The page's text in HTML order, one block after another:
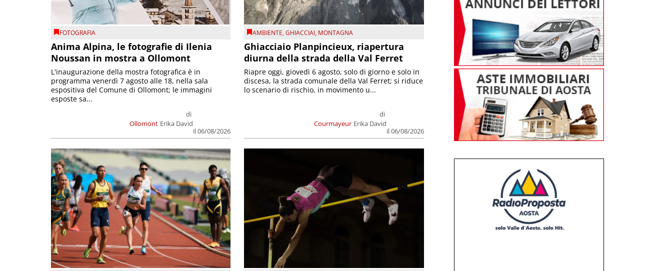
FOTOGRAFIA
Anima Alpina, le fotografie di Ilenia
Noussan in mostra a Ollomont
Ollomont
di
Erika David
il 06/08/2026
L'inaugurazione della mostra fotografica è in
programma venerdì 7 agosto alle 18, nella sala
espositiva del Comune di Ollomont; le immagini
esposte sa...
AMBIENTE,GHIACCIAI, MONTAGNA
Ghiacciaio Planpincieux, riapertura
diurna della strada della Val Ferret
Courmayeur
di
Erika David
il 06/08/2026
Riapre oggi, giovedì 6 agosto, solo di giorno e solo in
discesa, la strada comunale della Val Ferret; si riduce
lo scenario di rischio, in movimento u...